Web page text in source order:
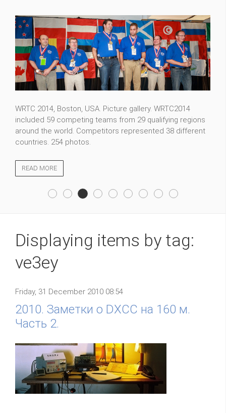
FT5ZM expedition photos. Whether you are an amateur
radio operator hoping to contact a new country or a
casual visitor, we welcome you to our photo gallery. 115
photos.
READ MORE
Displaying items by tag:
ve3ey
Friday, 31 December 2010 08:54
2010. Заметки о DXCC на 160 м.
Часть 2.